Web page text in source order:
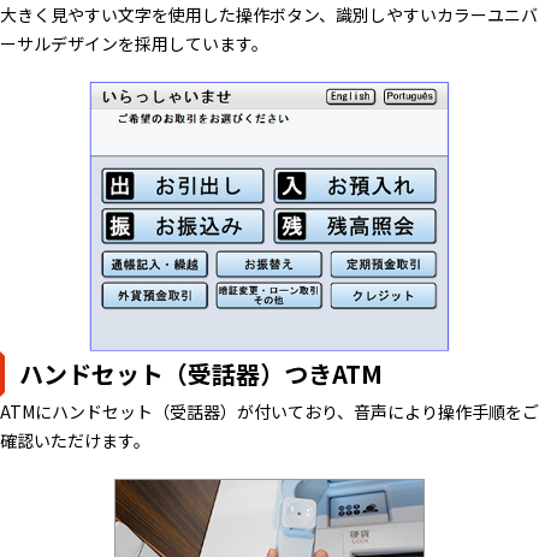
大きく見やすい文字を使用した操作ボタン、識別しやすいカラーユニバ
ーサルデザインを採用しています。
ハンドセット（受話器）つきATM
ATMにハンドセット（受話器）が付いており、音声により操作手順をご
確認いただけます。